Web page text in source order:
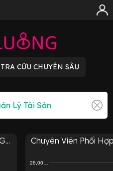
Chuyên Viên Phối
28,00…